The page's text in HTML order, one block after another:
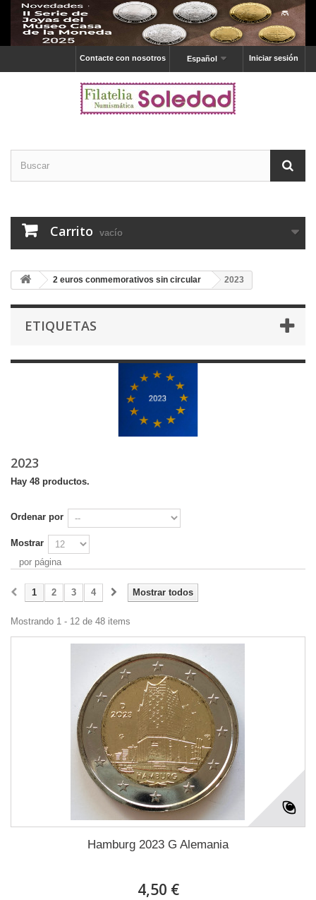
Iniciar sesión
Español
Contacte con nosotros
Carrito vacío
2 euros conmemorativos sin circular 2023
ETIQUETAS
2023
Hay 48 productos.
Ordenar por
Mostrar
por página
Mostrar todos
1 2 3 4
Mostrando 1 - 12 de 48 items
Hamburg 2023 G Alemania
4,50 €